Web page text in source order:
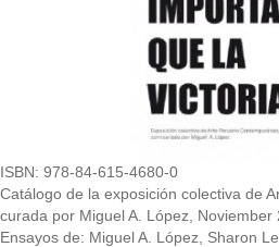
ISBN: 978-84-615-4680-0
Catálogo de la exposición colectiva de
curada por Miguel A. López, Noviember
Ensayos de: Miguel A. López, Sharon